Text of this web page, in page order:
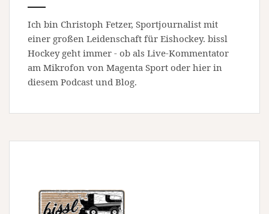
Ich bin Christoph Fetzer, Sportjournalist mit
einer großen Leidenschaft für Eishockey. bissl
Hockey geht immer - ob als Live-Kommentator
am Mikrofon von Magenta Sport oder hier in
diesem Podcast und Blog.